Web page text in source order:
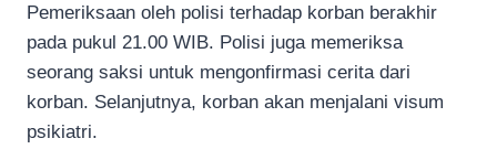
Pemeriksaan oleh polisi terhadap korban berakhir
pada pukul 21.00 WIB. Polisi juga memeriksa
seorang saksi untuk mengonfirmasi cerita dari
korban. Selanjutnya, korban akan menjalani visum
psikiatri.